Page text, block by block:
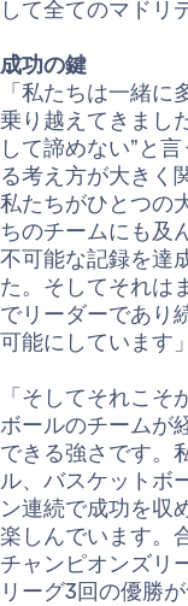
して全てのマドリ
成功の鍵
「私たちは一緒
乗り越えてきまし
して諦めない”と
る考え方が大きく
私たちがひとつの
ちのチームにも及
不可能な記録を達
た。そしてそれは
でリーダーであり
可能にしています」
「そしてそれこ
ボールのチームが
できる強さです。
ル、バスケットボ
ン連続で成功を収
楽しんでいます。
チャンピオンズリ
リーグ3回の優勝